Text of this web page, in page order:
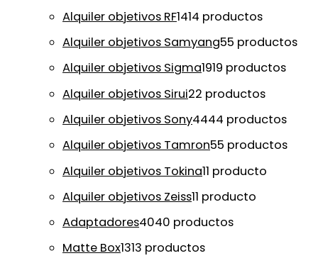
Alquiler objetivos RF1414 productos
Alquiler objetivos Samyang55 productos
Alquiler objetivos Sigma1919 productos
Alquiler objetivos Sirui22 productos
Alquiler objetivos Sony4444 productos
Alquiler objetivos Tamron55 productos
Alquiler objetivos Tokina11 producto
Alquiler objetivos Zeiss11 producto
Adaptadores4040 productos
Matte Box1313 productos